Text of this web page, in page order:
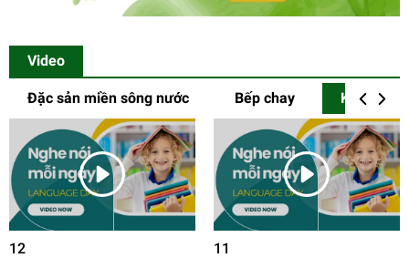
Video
Đặc sản miền sông nước Bếp chay Khẩu ngữ
12 11